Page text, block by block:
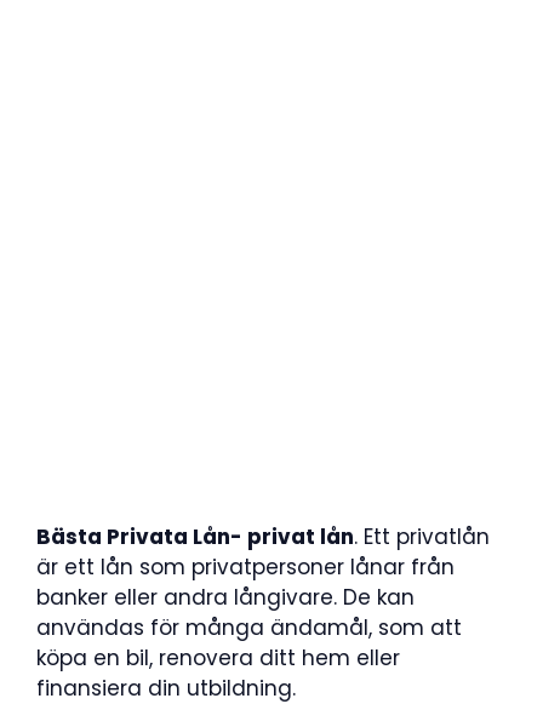
Bästa Privata Lån- privat lån. Ett privatlån
är ett lån som privatpersoner lånar från
banker eller andra långivare. De kan
användas för många ändamål, som att
köpa en bil, renovera ditt hem eller
finansiera din utbildning.